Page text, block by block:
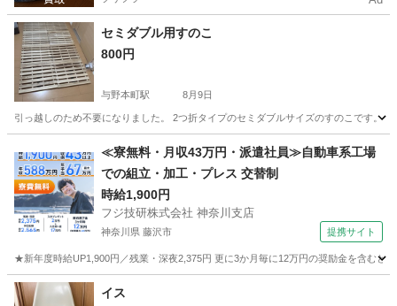
セミダブル用すのこ
800円
与野本町駅 8月9日
引っ越しのため不要になりました。 2つ折タイプのセミダブルサイズのすのこです。
与野本町駅 寝具
≪寮無料・月収43万円・派遣社員≫自動車系工場
での組立・加工・プレス 交替制
時給1,900円
フジ技研株式会社 神奈川支店
神奈川県 藤沢市 提携サイト
★新年度時給UP1,900円／残業・深夜2,375円 更に3か月毎に12万円の奨励金を含む
神奈川 藤沢市 イス